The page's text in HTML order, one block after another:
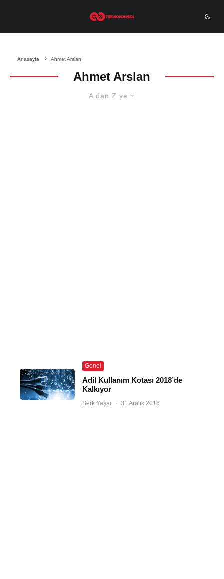
Anasayfa Ahmet Arslan
Ahmet Arslan
A dan Z ye
Genel
Adil Kullanım Kotası 2018’de
Kalkıyor
Berk Yaşar · 31 Aralık 2016